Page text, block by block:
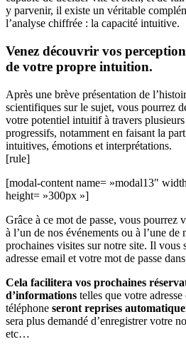
y parvenir, il existe un véritable
l’analyse chiffrée : la capacité intuitive.
Venez découvrir vos
de votre propre intuition.
Après une brève présentation de
scientifiques sur le sujet, vous pourrez
votre potentiel intuitif à travers
progressifs, notamment en faisant la
intuitives, émotions et interprétations.
[rule]
[modal-content name= »modal13″
height= »300px »]
Grâce à ce mot de passe, vous pourrez
à l’un de nos événements ou à l’une
prochaines visites sur notre site. Il vous
adresse email et votre mot de passe
Cela facilitera vos prochaines
d’informations telles que votre
téléphone seront reprises
sera plus demandé d’enregistrer votre
etc…